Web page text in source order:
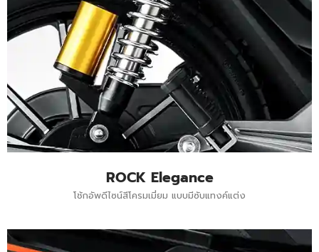
ROCK Elegance
โช้กอัพดีไซน์สีโครมเมี่ยม แบบมีซับแทงค์แต่ง